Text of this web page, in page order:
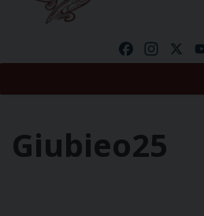
Facebook
Giubieo25